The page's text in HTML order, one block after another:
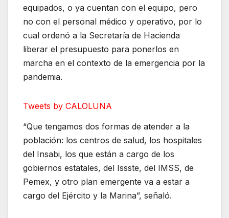
equipados, o ya cuentan con el equipo, pero
no con el personal médico y operativo, por lo
cual ordenó a la Secretaría de Hacienda
liberar el presupuesto para ponerlos en
marcha en el contexto de la emergencia por la
pandemia.
Tweets by CALOLUNA
“Que tengamos dos formas de atender a la
población: los centros de salud, los hospitales
del Insabi, los que están a cargo de los
gobiernos estatales, del Issste, del IMSS, de
Pemex, y otro plan emergente va a estar a
cargo del Ejército y la Marina”, señaló.